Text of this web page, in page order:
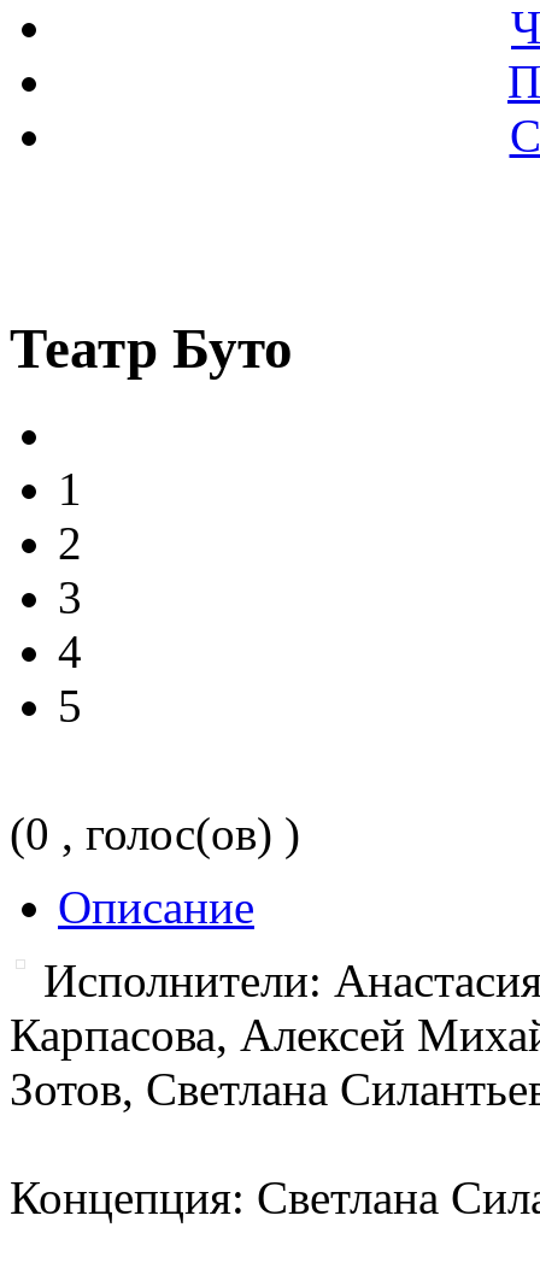
Театр Буто
1
2
3
4
5
(0 , голос(ов) )
Описание
Исполнители:
Карпасова, Алексей
Зотов, Светлана
Концепция: Светлана